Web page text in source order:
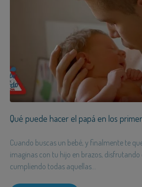
Qué puede hacer el papá en los
Cuando buscas un bebé, y finalmente te
imaginas con tu hijo en brazos,
cumpliendo todas aquellas...